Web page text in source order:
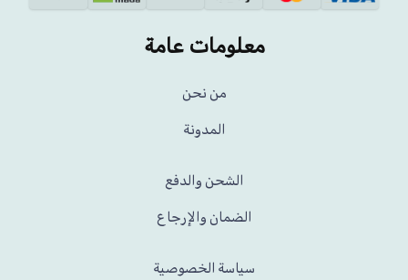
معلومات عامة
من نحن
المدونة
الشحن والدفع
الضمان والإرجاع
سياسة الخصوصية